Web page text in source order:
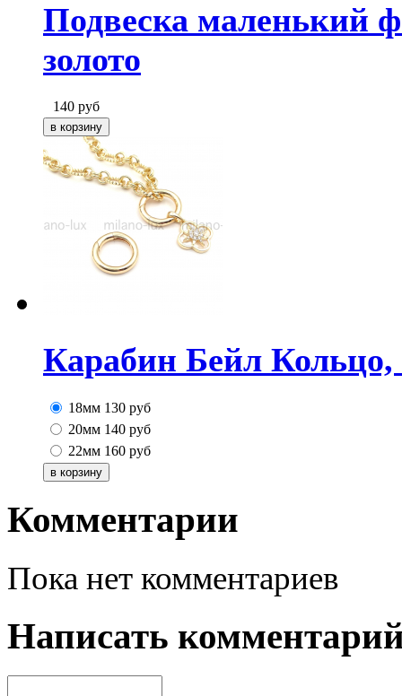
Подвеска маленький
золото
140 руб
Карабин Бейл Кольцо,
18мм 130 руб
20мм 140 руб
22мм 160 руб
Комментарии
Пока нет комментариев
Написать